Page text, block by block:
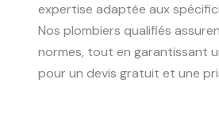
expertise adaptée aux
Nos plombiers qualifiés
normes, tout en garantissant
pour un devis gratuit et une